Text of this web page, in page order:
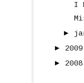
I
►
► 2009
► 2008